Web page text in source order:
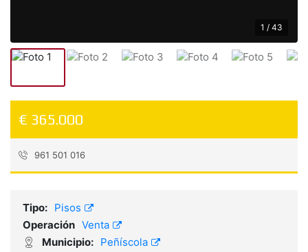
1 / 43
€ 365.000
961 501 016
Tipo: Pisos
Operación Venta
Municipio: Peñíscola